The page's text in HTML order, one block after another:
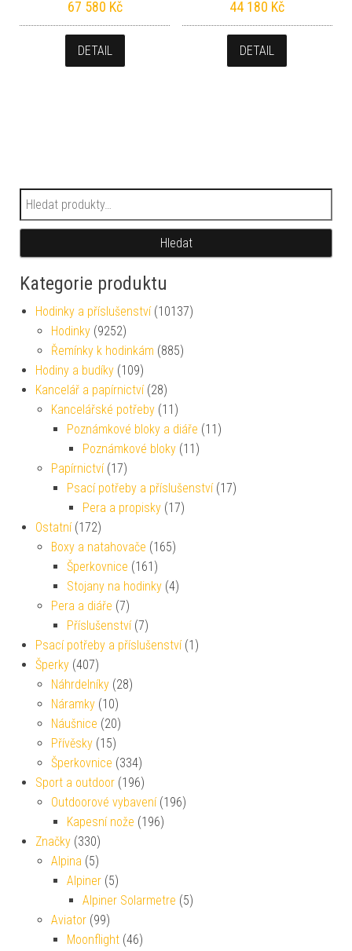
67 580 Kč
DETAIL
44 180 Kč
DETAIL
Hledat:
Hledat
Kategorie produktu
Hodinky a příslušenství (10137)
Hodinky (9252)
Řemínky k hodinkám (885)
Hodiny a budíky (109)
Kancelář a papírnictví (28)
Kancelářské potřeby (11)
Poznámkové bloky a diáře (11)
Poznámkové bloky (11)
Papírnictví (17)
Psací potřeby a příslušenství (17)
Pera a propisky (17)
Ostatní (172)
Boxy a natahovače (165)
Šperkovnice (161)
Stojany na hodinky (4)
Pera a diáře (7)
Příslušenství (7)
Psací potřeby a příslušenství (1)
Šperky (407)
Náhrdelníky (28)
Náramky (10)
Náušnice (20)
Přívěsky (15)
Šperkovnice (334)
Sport a outdoor (196)
Outdoorové vybavení (196)
Kapesní nože (196)
Značky (330)
Alpina (5)
Alpiner (5)
Alpiner Solarmetre (5)
Aviator (99)
Moonflight (46)